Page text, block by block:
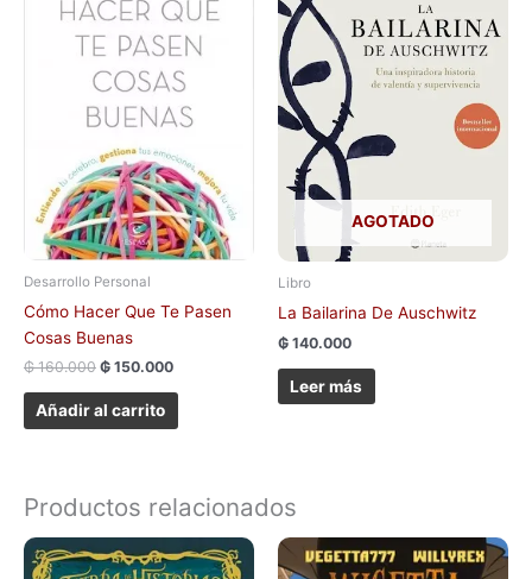
Desarrollo Personal
Cómo Hacer Que Te Pasen
Cosas Buenas
₲160.000 ₲ 150.000
Añadir al carrito
AGOTADO
Libro
La Bailarina De Auschwitz
₲ 140.000
Leer más
Productos relacionados